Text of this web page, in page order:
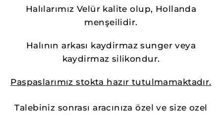
Halılarımız Velür kalite olup, Hollanda
menşeilidir.
Halının arkası kaydirmaz sunger veya
kaydirmaz silikondur.
Paspaslarımız stokta hazır tutulmamaktadır.
Talebiniz sonrası aracınıza özel ve size ozel